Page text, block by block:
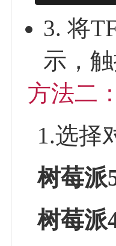
3. 将
示，
方法二
1.选择
树莓派
树莓派